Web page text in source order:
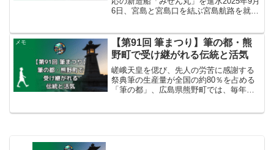
6日、宮島と宮島口を結ぶ宮島航路を就航
船はJR西日本宮島フェリーが発注した3
代目となる旅...
メモ
【第91回 筆まつり】筆の都・熊
野町で受け継がれる伝統と活気
嵯峨天皇を偲び、先人の労苦に感謝する
祭典筆の生産量が全国の約80％を占める
「筆の都」、広島県熊野町では、毎年秋